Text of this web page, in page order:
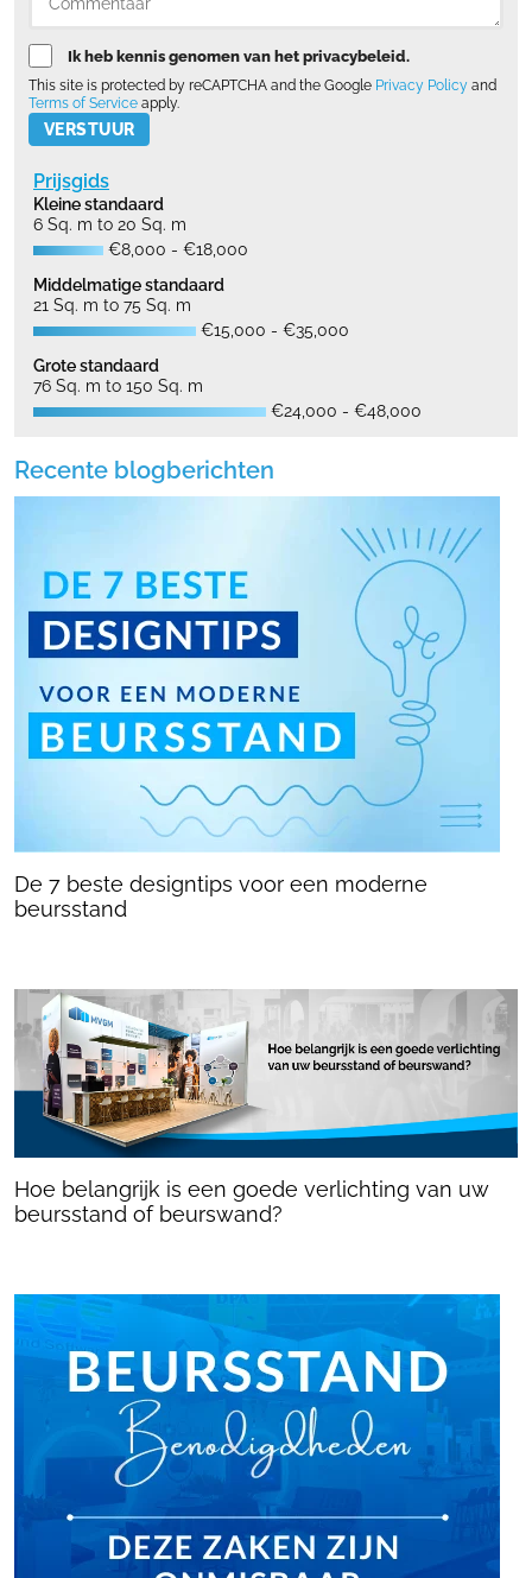
Ik heb kennis genomen van het privacybeleid.
This site is protected by reCAPTCHA and the Google Privacy Policy and
Terms of Service apply.
Please leave this field empty.
Prijsgids
Kleine standaard
6 Sq. m to 20 Sq. m
€8,000 - €18,000
Middelmatige standaard
21 Sq. m to 75 Sq. m
€15,000 - €35,000
Grote standaard
76 Sq. m to 150 Sq. m
€24,000 - €48,000
Recente blogberichten
De 7 beste designtips voor een moderne
beursstand
Hoe belangrijk is een goede verlichting van uw
beursstand of beurswand?